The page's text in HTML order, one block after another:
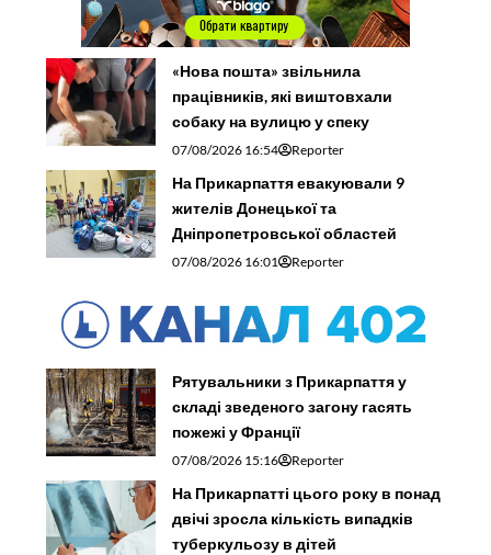
«Нова пошта» звільнила
працівників, які виштовхали
собаку на вулицю у спеку
07/08/2026 16:54 Reporter
На Прикарпаття евакуювали 9
жителів Донецької та
Дніпропетровської областей
07/08/2026 16:01 Reporter
Рятувальники з Прикарпаття у
складі зведеного загону гасять
пожежі у Франції
07/08/2026 15:16 Reporter
На Прикарпатті цього року в понад
двічі зросла кількість випадків
туберкульозу в дітей